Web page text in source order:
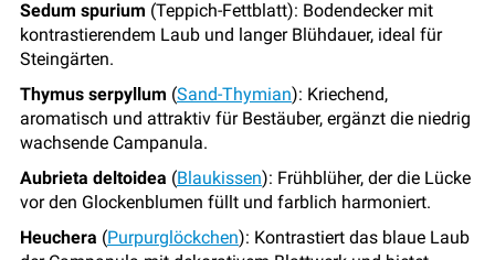
Sedum spurium (Teppich-Fettblatt): Bodendecker mit
kontrastierendem Laub und langer Blühdauer, ideal für
Steingärten.
Thymus serpyllum (Sand-Thymian): Kriechend,
aromatisch und attraktiv für Bestäuber, ergänzt die niedrig
wachsende Campanula.
Aubrieta deltoidea (Blaukissen): Frühblüher, der die Lücke
vor den Glockenblumen füllt und farblich harmoniert.
Heuchera (Purpurglöckchen): Kontrastiert das blaue Laub